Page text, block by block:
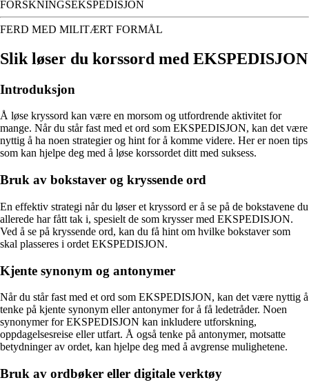
FORSKNINGSEKSPEDISJON
FERD MED MILITÆRT FORMÅL
Slik løser du korssord med EKSPEDISJON
Introduksjon
Å løse kryssord kan være en morsom og utfordrende aktivitet for
mange. Når du står fast med et ord som EKSPEDISJON, kan det være
nyttig å ha noen strategier og hint for å komme videre. Her er noen tips
som kan hjelpe deg med å løse korssordet ditt med suksess.
Bruk av bokstaver og kryssende ord
En effektiv strategi når du løser et kryssord er å se på de bokstavene du
allerede har fått tak i, spesielt de som krysser med EKSPEDISJON.
Ved å se på kryssende ord, kan du få hint om hvilke bokstaver som
skal plasseres i ordet EKSPEDISJON.
Kjente synonym og antonymer
Når du står fast med et ord som EKSPEDISJON, kan det være nyttig å
tenke på kjente synonym eller antonymer for å få ledetråder. Noen
synonymer for EKSPEDISJON kan inkludere utforskning,
oppdagelsesreise eller utfart. Å også tenke på antonymer, motsatte
betydninger av ordet, kan hjelpe deg med å avgrense mulighetene.
Bruk av ordbøker eller digitale verktøy